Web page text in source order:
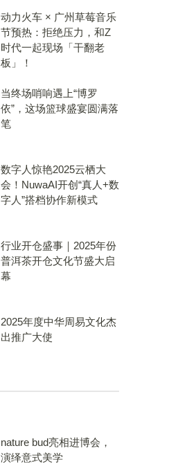
动力火车 × 广州草莓音乐
节预热：拒绝压力，和Z
时代一起现场「干翻老
板」！
当终场哨响遇上“博罗
依”，这场篮球盛宴圆满落
笔
数字人惊艳2025云栖大
会！NuwaAI开创“真人+数
字人”搭档协作新模式
行业开仓盛事｜2025年份
普洱茶开仓文化节盛大启
幕
2025年度中华周易文化杰
出推广大使
nature bud亮相进博会，
演绎意式美学